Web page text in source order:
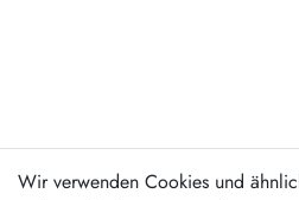
Wir verwenden Cookies und